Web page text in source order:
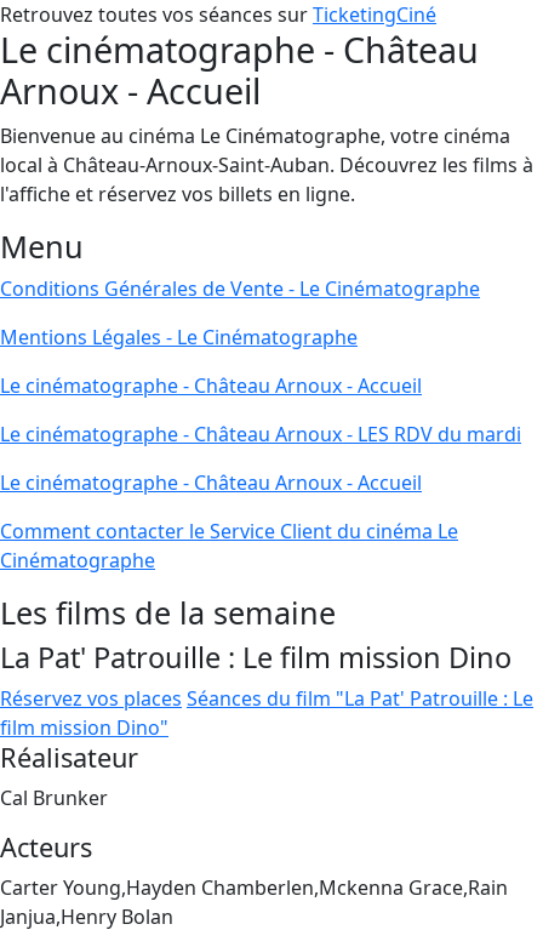
Retrouvez toutes vos séances surTicketingCiné
Le cinématographe - Château
Arnoux - Accueil
Bienvenue au cinéma Le Cinématographe, votre cinéma
local à Château-Arnoux-Saint-Auban. Découvrez les films à
l'affiche et réservez vos billets en ligne.
Menu
Conditions Générales de Vente - Le Cinématographe
Mentions Légales - Le Cinématographe
Le cinématographe - Château Arnoux - Accueil
Le cinématographe - Château Arnoux - LES RDV du mardi
Le cinématographe - Château Arnoux - Accueil
Comment contacter le Service Client du cinéma Le
Cinématographe
Les films de la semaine
La Pat' Patrouille : Le film mission Dino
Réservez vos places Séances du film "La Pat' Patrouille : Le
film mission Dino"
Réalisateur
Cal Brunker
Acteurs
Carter Young,Hayden Chamberlen,Mckenna Grace,Rain
Janjua,Henry Bolan